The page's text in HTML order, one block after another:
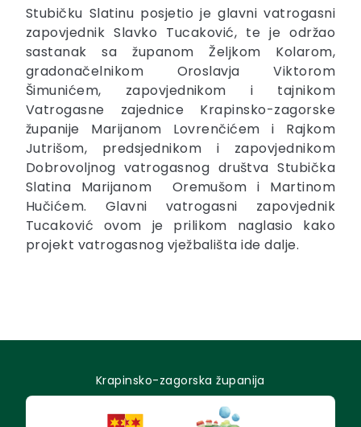
Stubičku Slatinu posjetio je glavni vatrogasni
zapovjednik Slavko Tucaković, te je održao
sastanak sa županom Željkom Kolarom,
gradonačelnikom Oroslavja Viktorom
Šimunićem, zapovjednikom i tajnikom
Vatrogasne zajednice Krapinsko-zagorske
županije Marijanom Lovrenčićem i Rajkom
Jutrišom, predsjednikom i zapovjednikom
Dobrovoljnog vatrogasnog društva Stubička
Slatina Marijanom Oremušom i Martinom
Hučićem. Glavni vatrogasni zapovjednik
Tucaković ovom je prilikom naglasio kako
projekt vatrogasnog vježbališta ide dalje.
Krapinsko-zagorska županija